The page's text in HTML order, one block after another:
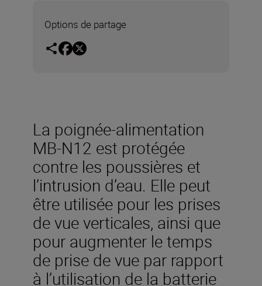
Options de partage
La poignée-alimentation
MB-N12 est protégée
contre les poussières et
l’intrusion d’eau. Elle peut
être utilisée pour les prises
de vue verticales, ainsi que
pour augmenter le temps
de prise de vue par rapport
à l’utilisation de la batterie